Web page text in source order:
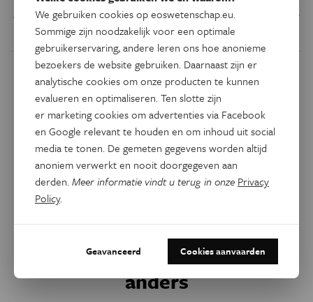
Academici aan de vijf Vlaamse universiteiten roepen op pi-
dag het Platform Wiskunde Vlaanderen in het leven.
Natuurwetenschappen
Het wiskundeonderwijs moet
anders
We gebruiken cookies op eoswetenschap.eu.
Sommige zijn noodzakelijk voor een optimale
gebruikerservaring, andere leren ons hoe anonieme
bezoekers de website gebruiken. Daarnaast zijn er
analytische cookies om onze producten te kunnen
evalueren en optimaliseren. Ten slotte zijn
er marketing cookies om advertenties via Facebook
en Google relevant te houden en om inhoud uit social
media te tonen. De gemeten gegevens worden altijd
anoniem verwerkt en nooit doorgegeven aan
derden.Meer informatie vindt u terug in onze Privacy
Policy.
Geavanceerd Cookies aanvaarden